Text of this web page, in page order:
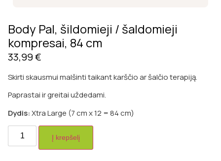
Body Pal, šildomieji / šaldomieji
kompresai, 84 cm
33,99€
Skirti skausmui malšinti taikant karščio ar šalčio terapiją.
Paprastai ir greitai uždedami.
Dydis:Xtra Large (7 cm x 12 = 84 cm)
Į krepšelį